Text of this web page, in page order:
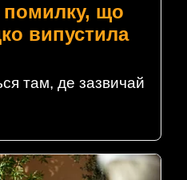
помилку, що
випустила
там, де зазвичай